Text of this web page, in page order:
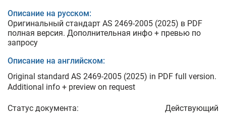
Описание на русском:
Оригинальный стандарт AS 2469-2005 (2025) в PDF
полная версия. Дополнительная инфо + превью по
запросу
Описание на английском:
Original standard AS 2469-2005 (2025) in PDF full version.
Additional info + preview on request
Статус документа: Действующий